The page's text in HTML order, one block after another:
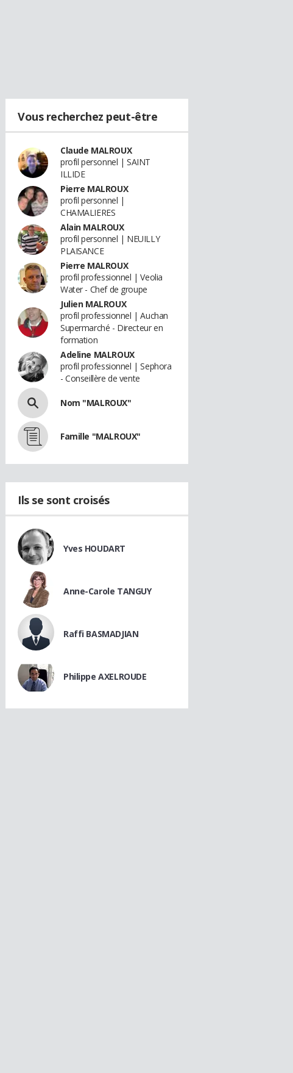
Vous recherchez peut-être
Claude MALROUX
profil personnel | SAINT
ILLIDE
Pierre MALROUX
profil personnel |
CHAMALIERES
Alain MALROUX
profil personnel | NEUILLY
PLAISANCE
Pierre MALROUX
profil professionnel | Veolia
Water - Chef de groupe
Julien MALROUX
profil professionnel | Auchan
Supermarché - Directeur en
formation
Adeline MALROUX
profil professionnel | Sephora
- Conseillère de vente
Nom "MALROUX"
Famille "MALROUX"
Ils se sont croisés
Yves HOUDART
Anne-Carole TANGUY
Raffi BASMADJIAN
Philippe AXELROUDE